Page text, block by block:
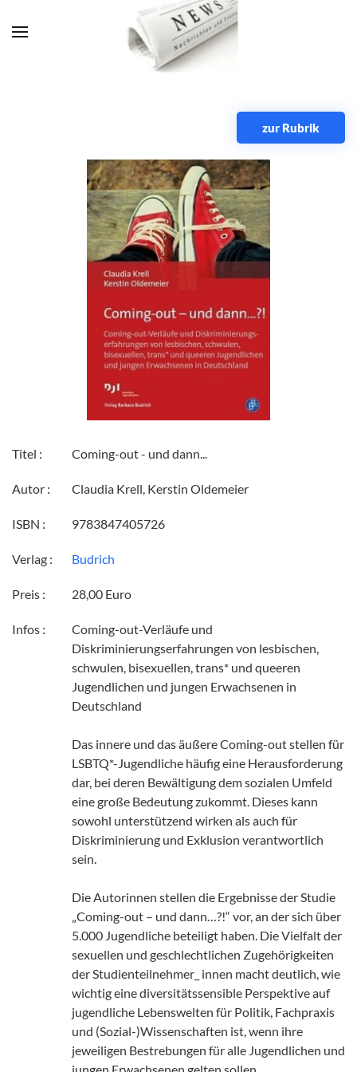
Zum Hauptinhalt springen
zur Rubrik
Titel : Coming-out - und dann...
Autor : Claudia Krell, Kerstin Oldemeier
ISBN : 9783847405726
Verlag : Budrich
Preis : 28,00 Euro
Infos :
Coming-out-Verläufe und
Diskriminierungserfahrungen von lesbischen,
schwulen, bisexuellen, trans* und queeren
Jugendlichen und jungen Erwachsenen in
Deutschland
Das innere und das äußere Coming-out stellen für
LSBTQ*-Jugendliche häufig eine Herausforderung
dar, bei deren Bewältigung dem sozialen Umfeld
eine große Bedeutung zukommt. Dieses kann
sowohl unterstützend wirken als auch für
Diskriminierung und Exklusion verantwortlich
sein.
Die Autorinnen stellen die Ergebnisse der Studie
„Coming-out – und dann…?!“ vor, an der sich über
5.000 Jugendliche beteiligt haben. Die Vielfalt der
sexuellen und geschlechtlichen Zugehörigkeiten
der Studienteilnehmer_ innen macht deutlich, wie
wichtig eine diversitätssensible Perspektive auf
jugendliche Lebenswelten für Politik, Fachpraxis
und (Sozial-)Wissenschaften ist, wenn ihre
jeweiligen Bestrebungen für alle Jugendlichen und